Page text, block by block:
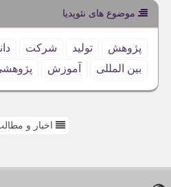
موضوع های نئوپدیا
پژوهش تولید شركت
بین المللی
آموزش
اخبار و